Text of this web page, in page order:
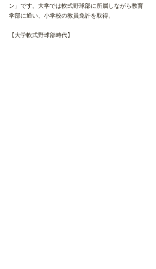
ン」です。大学では軟式野球部に所属しながら教育
学部に通い、小学校の教員免許を取得。
【大学軟式野球部時代】